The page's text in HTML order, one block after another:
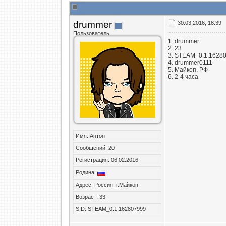
drummer
Пользователь
Имя: Антон
Сообщений: 20
Регистрация: 06.02.2016
Родина:
Адрес: Россия, г.Майкоп
Возраст: 33
SID: STEAM_0:1:162807999
30.03.2016, 18:39
1. drummer
2. 23
3.
4. drummer0111
5. Майкоп, РФ
6. 2-4 часа